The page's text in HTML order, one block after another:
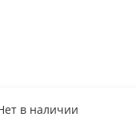
в наличии